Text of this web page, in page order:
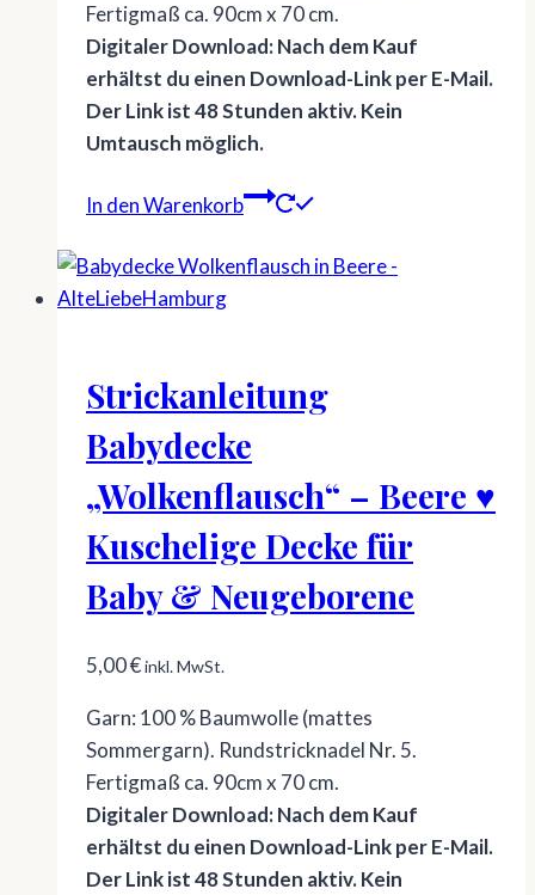
Fertigmaß ca. 90cm x 70 cm.
Digitaler Download: Nach dem Kauf
erhältst du einen Download-Link per E-Mail.
Der Link ist 48 Stunden aktiv. Kein
Umtausch möglich.
In den Warenkorb
Strickanleitung
Babydecke
„Wolkenflausch“ – Beere ♥
Kuschelige Decke für
Baby & Neugeborene
5,00€inkl. MwSt.
Garn: 100 % Baumwolle (mattes
Sommergarn). Rundstricknadel Nr. 5.
Fertigmaß ca. 90cm x 70 cm.
Digitaler Download: Nach dem Kauf
erhältst du einen Download-Link per E-Mail.
Der Link ist 48 Stunden aktiv. Kein